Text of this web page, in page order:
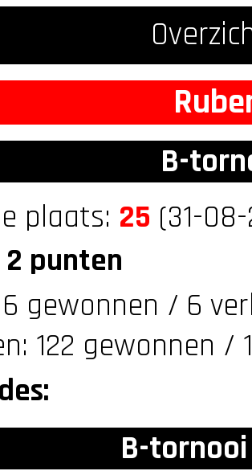
B-
plaats: 25 (31-
2 punten
gewonnen / 6
122 gewonnen /
B-tornooi